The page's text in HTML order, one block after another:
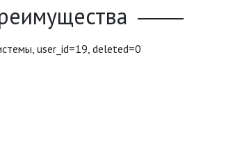
user_id=19, deleted=0